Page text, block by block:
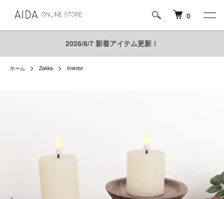
0
2026/8/7 新着アイテム更新！
ホーム Zakka Interior